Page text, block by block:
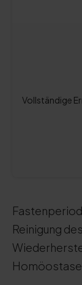
Vollständige
Reinigung